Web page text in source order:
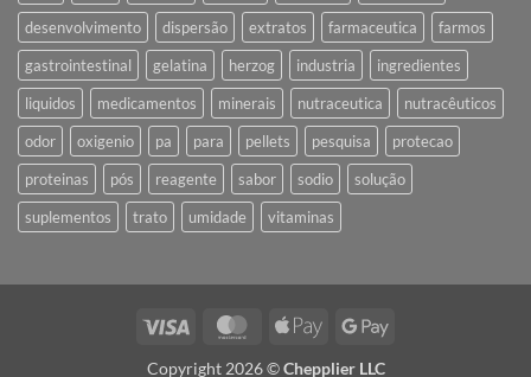
desenvolvimento
dispersão extratos farmaceutica
farmos
gastrointestinal
gelatina herzog industria
ingredientes
liquidos
medicamentos minerais nutraceutica
nutracêuticos
odor
oxigenio pa para pellets pesquisa
protecao
proteinas
pós reagente sabor sodio
solução
suplementos
trato umidade vitaminas
Visa MasterCardApple
Google
Copyright 2026 ©Chepplier LLC